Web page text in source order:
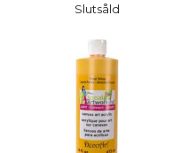
Slutsåld